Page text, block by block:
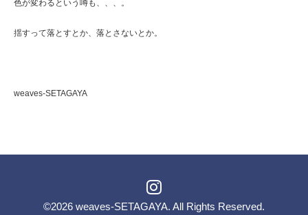
色が変わるという噂も、、、。
揺すって落とすとか、落とさないとか。
weaves-SETAGAYA
©2026 weaves-SETAGAYA. All Rights Reserved.